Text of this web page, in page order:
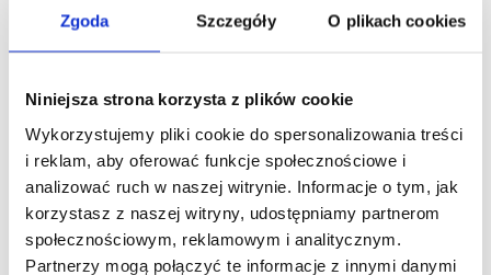
Zgoda Szczegóły O plikach cookies
Niniejsza strona korzysta z plików cookie
Wykorzystujemy pliki cookie do spersonalizowania treści
i reklam, aby oferować funkcje społecznościowe i
analizować ruch w naszej witrynie. Informacje o tym, jak
korzystasz z naszej witryny, udostępniamy partnerom
społecznościowym, reklamowym i analitycznym.
Partnerzy mogą połączyć te informacje z innymi danymi
Celem wyjazdu było zbieranie materiałów do pracy
wokół wielokulturowej przestrzeni Podkarpacia. Interesują go
wpływy, różnice i podobieństwa z regionami krajów
sąsiadujących. Wizyta studyjna i spotkania z liderami CNK
Zahrada umożliwiły zawarcie nowych kontaktów, otwierając
kolejne pola badawcze i przestrzenie obserwacji.